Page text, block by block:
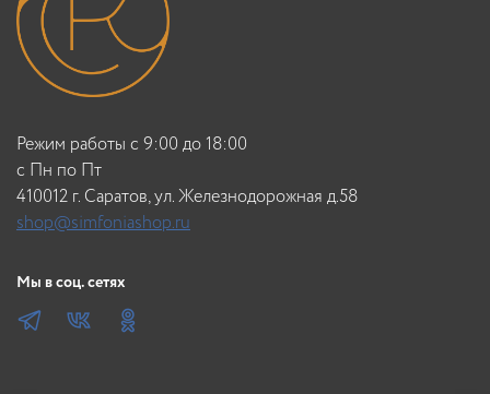
Режим работы с 9:00 до 18:00
c Пн по Пт
410012 г. Саратов, ул. Железнодорожная д.58
shop@simfoniashop.ru
Мы в соц. сетях